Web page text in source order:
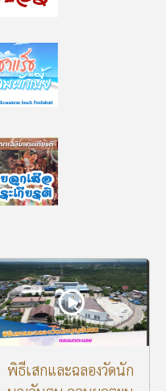
พิธีเสกและฉลองวัดนัก